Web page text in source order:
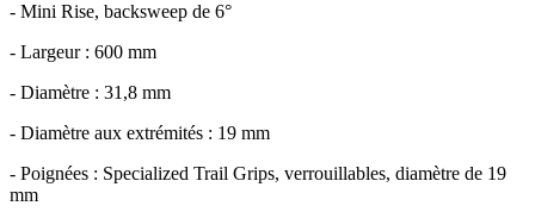
- Mini Rise, backsweep de 6°
- Largeur : 600 mm
- Diamètre : 31,8 mm
- Diamètre aux extrémités : 19 mm
- Poignées : Specialized Trail Grips, verrouillables, diamètre de 19
mm